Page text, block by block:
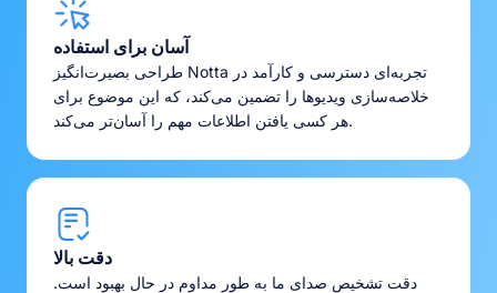
آسان برای استفاده
طراحی بصیرت‌انگیز Notta تجربه‌ای دسترسی و کارآمد در
خلاصه‌سازی ویدیوها را تضمین می‌کند، که این موضوع برای
هر کسی یافتن اطلاعات مهم را آسان‌تر می‌کند.
دقت بالا
دقت تشخیص صدای ما به طور مداوم در حال بهبود است.